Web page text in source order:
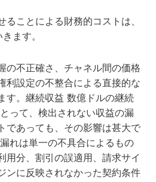
ことによる財務的コストは、
ます。
の不正確さ、チャネル間の価格
利設定の不整合による直接的な
す。継続収益 数億ドルの継続
って、検出されない収益の漏
であっても、その影響は甚大で
れは単一の不具合によるもの
用分、割引の誤適用、請求サイ
ンに反映されなかった契約条件